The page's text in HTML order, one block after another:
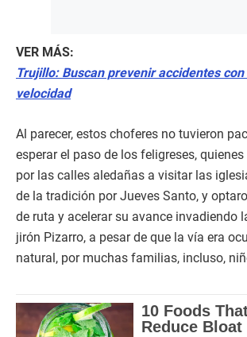
VER MÁS:
Trujillo: Buscan prevenir accidentes
velocidad
Al parecer, estos choferes no tuvieron
esperar el paso de los feligreses,
por las calles aledañas a visitar las
de la tradición por Jueves Santo, y
de ruta y acelerar su avance invadiendo
jirón Pizarro, a pesar de que la vía era
natural, por muchas familias, incluso,